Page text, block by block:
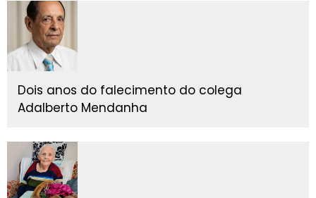
Dois anos do falecimento do colega
Adalberto Mendanha